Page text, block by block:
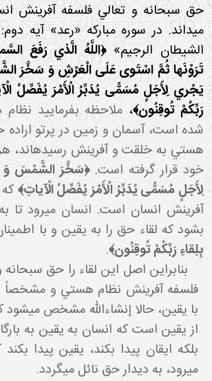
حق سبحانه و تعالي فلسفه آفرينش
مي داند. در سوره مبارکه «رعد» آيه دوم:
الشيطان الرجيم»﴿اللَّهُ الَّذي رَفَعَ
تَرَوْنَها ثُمَّ اسْتَوى‏ عَلَى الْعَرْشِ وَ سَخَّرَ
يَجْري لِأَجَلٍ مُسَمًّى يُدَبِّرُ الْأَمْرَ يُفَصِّلُ
رَبِّكُمْ تُوقِنُون‏﴾،ملاحظه بفرماييد نظام
شده است، آسمان و زمين در پرتو اراده
هستي به خلقت و آفرينش رسيده اند، هر
خود قرار گرفته است.﴿سَخَّرَ الشَّمْسَ وَ
لِأَجَلٍ مُسَمًّى يُدَبِّرُ الْأَمْرَ يُفَصِّلُ الْآياتِ﴾که
آفرينش انسان است. انسان مي رود تا به
بشود که لقاء حق را به يقين و با
بِلِقاءِ رَبِّكُمْ تُوقِنُون﴾‏.
بنابراين اصل اين لقاء را حق سبحانه
فلسفه آفرينش نظام هستي و مشخصاً
با يقين، حالا إن شاءالله مشخص مي شود
از يقين است که انسان به يقين به
بلکه ايقان پيدا بکند، يقين پيدا
مي رود، به ديدار حق نائل مي گردد.